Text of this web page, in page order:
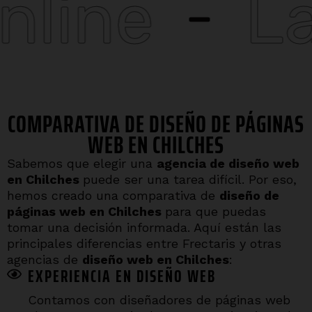
COMPARATIVA DE DISEÑO DE PÁGINAS
WEB EN CHILCHES
Sabemos que elegir una agencia de diseño web
en Chilches puede ser una tarea difícil. Por eso,
hemos creado una comparativa de diseño de
páginas web en Chilches para que puedas
tomar una decisión informada. Aquí están las
principales diferencias entre Frectaris y otras
agencias de diseño web en Chilches:
EXPERIENCIA EN DISEÑO WEB
Contamos con diseñadores de páginas web